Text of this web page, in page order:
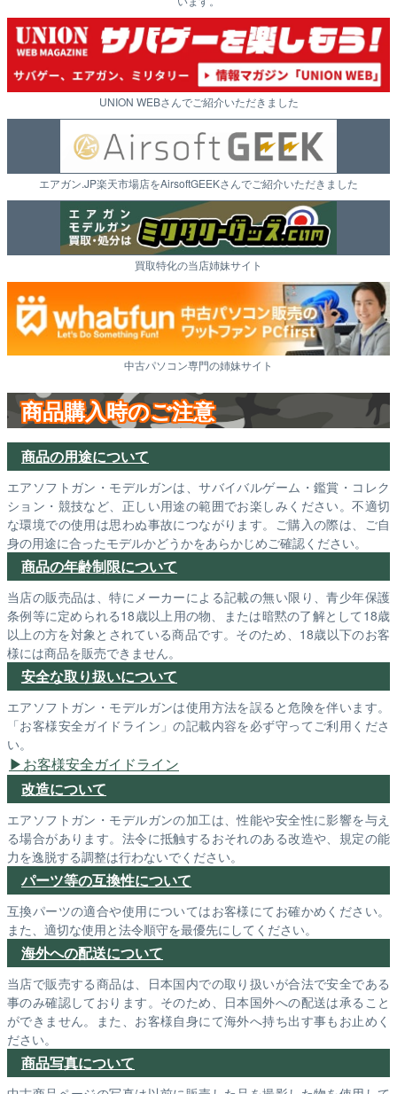
UNION WEBさんでご紹介いただきました
エアガン.JP楽天市場店をAirsoftGEEKさんでご紹介いただきました
買取特化の当店姉妹サイト
中古パソコン専門の姉妹サイト
商品購入時のご注意
商品の用途について
エアソフトガン・モデルガンは、サバイバルゲーム・鑑賞・コレク
ション・競技など、正しい用途の範囲でお楽しみください。不適切
な環境での使用は思わぬ事故につながります。ご購入の際は、ご自
身の用途に合ったモデルかどうかをあらかじめご確認ください。
商品の年齢制限について
当店の販売品は、特にメーカーによる記載の無い限り、青少年保護
条例等に定められる18歳以上用の物、または暗黙の了解として18歳
以上の方を対象とされている商品です。そのため、18歳以下のお客
様には商品を販売できません。
安全な取り扱いについて
エアソフトガン・モデルガンは使用方法を誤ると危険を伴います。
「お客様安全ガイドライン」の記載内容を必ず守ってご利用くださ
い。
お客様安全ガイドライン
改造について
エアソフトガン・モデルガンの加工は、性能や安全性に影響を与え
る場合があります。法令に抵触するおそれのある改造や、規定の能
力を逸脱する調整は行わないでください。
パーツ等の互換性について
互換パーツの適合や使用についてはお客様にてお確かめください。
また、適切な使用と法令順守を最優先にしてください。
海外への配送について
当店で販売する商品は、日本国内での取り扱いが合法で安全である
事のみ確認しております。そのため、日本国外への配送は承ること
ができません。また、お客様自身にて海外へ持ち出す事もお止めく
ださい。
商品写真について